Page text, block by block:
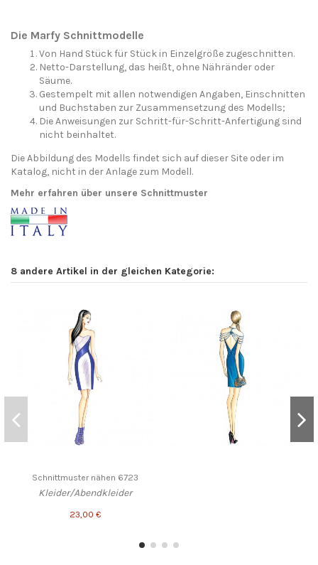
Die Marfy Schnittmodelle
Von Hand Stück für Stück in Einzelgröße zugeschnitten.
Netto-Darstellung, das heißt, ohne Nähränder oder
Säume.
Gestempelt mit allen notwendigen Angaben, Einschnitten
und Buchstaben zur Zusammensetzung des Modells;
Die Anweisungen zur Schritt-für-Schritt-Anfertigung sind
nicht beinhaltet.
Die Abbildung des Modells findet sich auf dieser Site oder im
Katalog, nicht in der Anlage zum Modell.
Mehr erfahren über unsere Schnittmuster
8 andere Artikel in der gleichen Kategorie:
Schnittmuster nähen 6723
Kleider/Abendkleider
23,00 €